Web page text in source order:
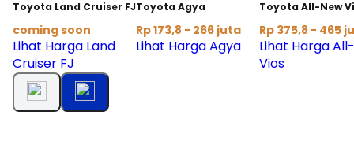
Toyota Land Cruiser FJ
coming soon
Lihat Harga Land
Cruiser FJ
Toyota Agya
Rp 173,8 - 266 juta
Lihat Harga Agya
Toyota All-New
Rp 375,8 - 465
Lihat Harga
Vios